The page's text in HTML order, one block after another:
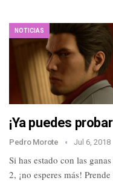
NOTICIAS
¡Ya puedes
Pedro Morote Jul 6, 2018
Si has estado con las
2, ¡no esperes más!